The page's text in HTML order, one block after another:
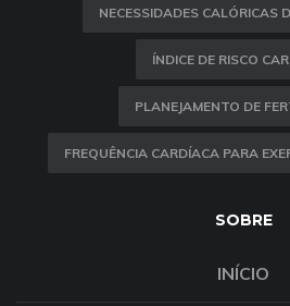
NECESSIDADES CALÓRICAS
ÍNDICE DE RISCO
PLANEJAMENTO DE
FREQUÊNCIA CARDÍACA PARA
SOBRE
INÍCIO